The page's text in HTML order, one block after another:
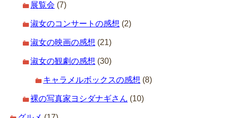
展覧会 (7)
淑女のコンサートの感想 (2)
淑女の映画の感想 (21)
淑女の観劇の感想 (30)
キャラメルボックスの感想 (8)
裸の写真家ヨシダナギさん (10)